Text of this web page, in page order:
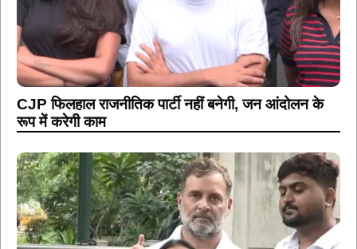
CJP फिलहाल राजनीतिक पार्टी नहीं बनेगी, जन आंदोलन के
रूप में करेगी काम